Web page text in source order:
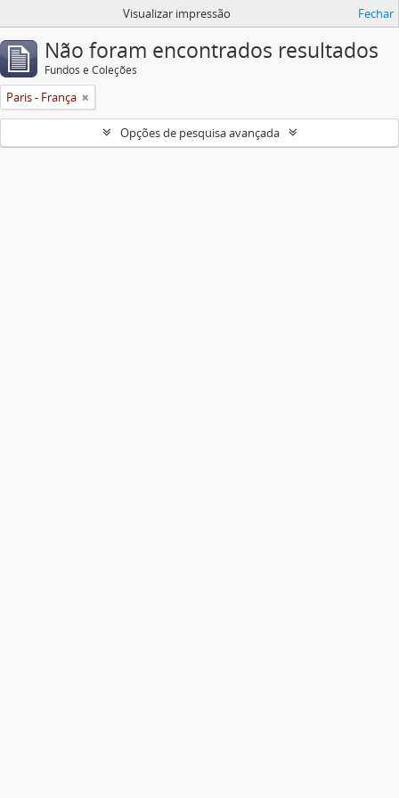
Visualizar impressão Fechar
Não foram encontrados resultados
Fundos e Coleções
Paris - França
Opções de pesquisa avançada